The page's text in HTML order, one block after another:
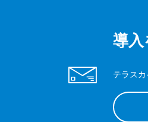
導入
テラス